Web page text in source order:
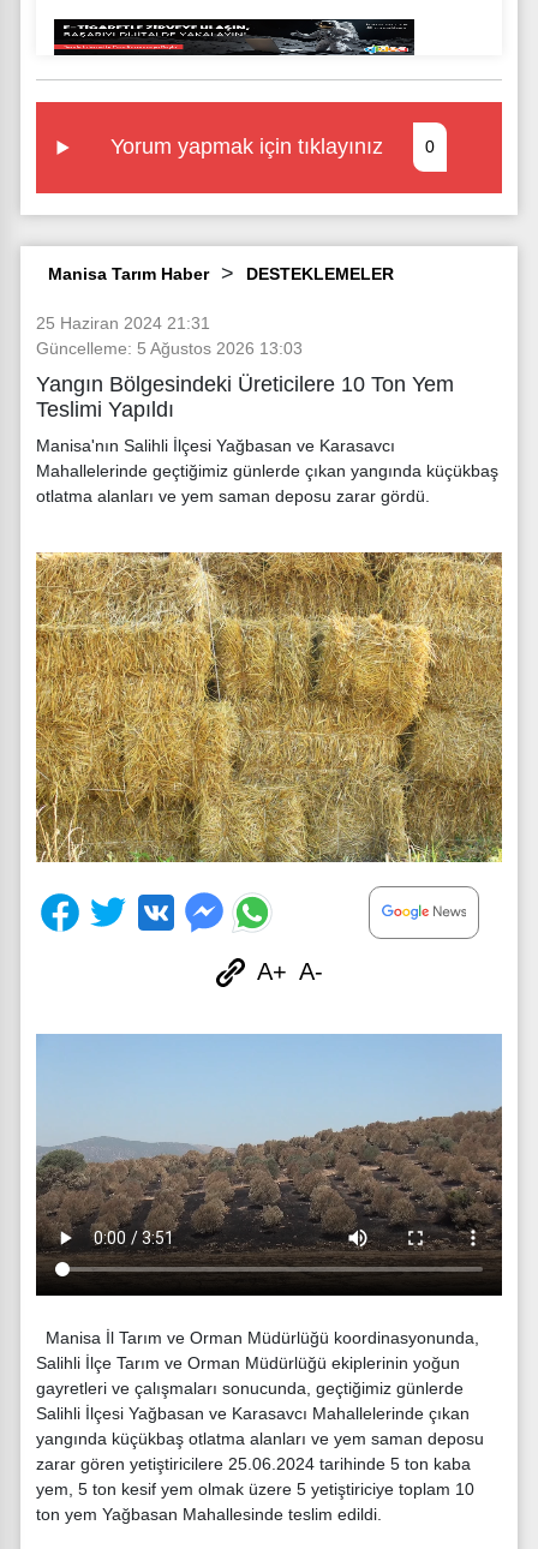
Yorum yapmak için tıklayınız 0
Manisa Tarım Haber DESTEKLEMELER
25 Haziran 2024 21:31
Güncelleme: 5 Ağustos 2026 13:03
Yangın Bölgesindeki Üreticilere 10 Ton Yem
Teslimi Yapıldı
Manisa'nın Salihli İlçesi Yağbasan ve Karasavcı
Mahallelerinde geçtiğimiz günlerde çıkan yangında küçükbaş
otlatma alanları ve yem saman deposu zarar gördü.
A+ A-
Manisa İl Tarım ve Orman Müdürlüğü koordinasyonunda,
Salihli İlçe Tarım ve Orman Müdürlüğü ekiplerinin yoğun
gayretleri ve çalışmaları sonucunda, geçtiğimiz günlerde
Salihli İlçesi Yağbasan ve Karasavcı Mahallelerinde çıkan
yangında küçükbaş otlatma alanları ve yem saman deposu
zarar gören yetiştiricilere 25.06.2024 tarihinde 5 ton kaba
yem, 5 ton kesif yem olmak üzere 5 yetiştiriciye toplam 10
ton yem Yağbasan Mahallesinde teslim edildi.